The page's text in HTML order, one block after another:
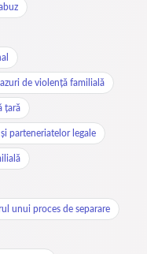
de violență familială
țară
parteneriatelor legale
unui proces de separare